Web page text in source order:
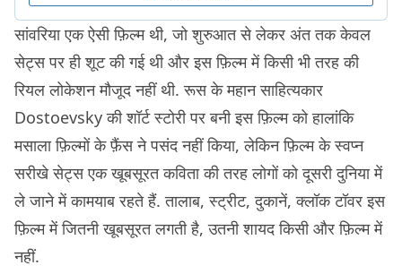
सांवरिया एक ऐसी फ़िल्म थी, जो शुरुआत से लेकर अंत तक केवल
सेट्स पर ही शूट की गई थी और इस फ़िल्म में किसी भी तरह की
रियल लोकेशन मौजूद नहीं थी. रूस के महान साहित्यकार
Dostoevsky की शॉर्ट स्टोरी पर बनी इस फ़िल्म को हालांकि
मसाला फ़िल्मों के फ़ैंस ने पसंद नहीं किया, लेकिन फ़िल्म के स्वप्न
सरीखे सेट्स एक खूबसूरत कविता की तरह लोगों को दूसरी दुनिया में
ले जाने में कामयाब रहते हैं. तालाब, स्ट्रीट, दुकानें, क्लॉक टॉवर इस
फ़िल्म में जितनी खूबसूरत लगती है, उतनी शायद किसी और फ़िल्म में
नहीं.